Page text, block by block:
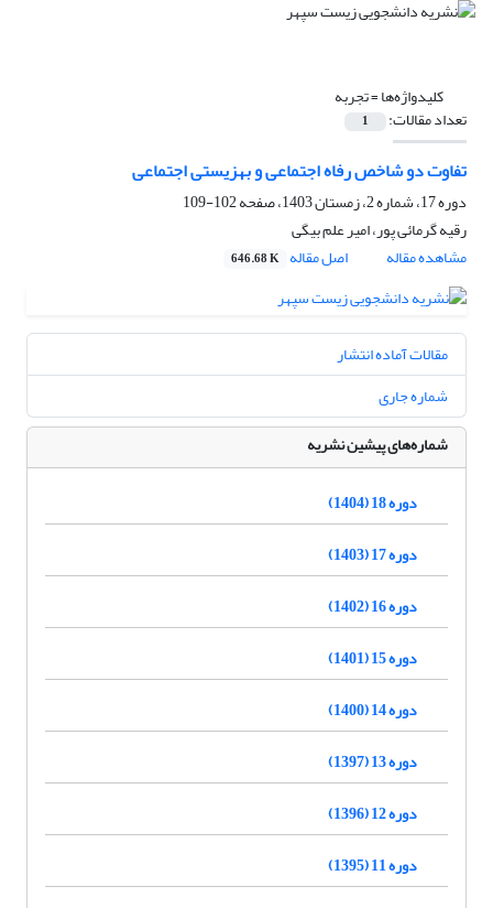
کلیدواژه‌ها =تجربه
تعداد مقالات: 1
تفاوت دو شاخص رفاه اجتماعی و بهزیستی اجتماعی
دوره 17، شماره 2، زمستان 1403، صفحه
102-109
رقیه گرمائی پور، امیر علم بیگی
مشاهده مقاله
اصل مقاله 646.68 K
مقالات آماده انتشار
شماره جاری
شماره‌های پیشین نشریه
دوره 18 (1404)
دوره 17 (1403)
دوره 16 (1402)
دوره 15 (1401)
دوره 14 (1400)
دوره 13 (1397)
دوره 12 (1396)
دوره 11 (1395)